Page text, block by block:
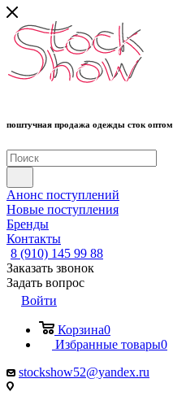
поштучная продажа одежды сток оптом
Анонс поступлений
Новые поступления
Бренды
Контакты
8 (910) 145 99 88
Заказать звонок
Задать вопрос
Войти
Корзина0
Избранные товары0
stockshow52@yandex.ru